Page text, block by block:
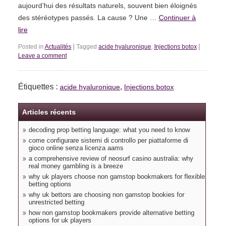
aujourd’hui des résultats naturels, souvent bien éloignés
des stéréotypes passés. La cause ? Une … Continuer à
lire
Posted in Actualités | Tagged acide hyaluronique, Injections botox |
Leave a comment
Étiquettes : acide hyaluronique, Injections botox
Articles récents
decoding prop betting language: what you need to know
come configurare sistemi di controllo per piattaforme di
gioco online senza licenza aams
a comprehensive review of neosurf casino australia: why
real money gambling is a breeze
why uk players choose non gamstop bookmakers for flexible
betting options
why uk bettors are choosing non gamstop bookies for
unrestricted betting
how non gamstop bookmakers provide alternative betting
options for uk players